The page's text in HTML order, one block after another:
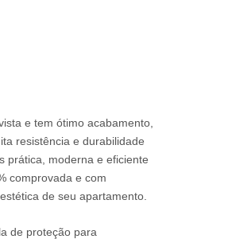
e tem ótimo acabamento,
resistência e durabilidade
prática, moderna e eficiente
comprovada e com
de seu apartamento.
de proteção para